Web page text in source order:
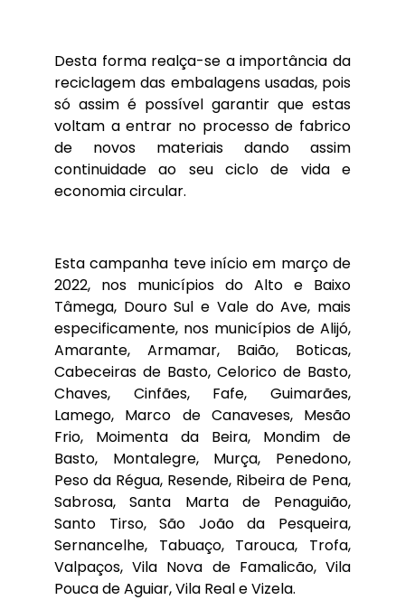
Desta forma realça-se a importância da
reciclagem das embalagens usadas, pois
só assim é possível garantir que estas
voltam a entrar no processo de fabrico
de novos materiais dando assim
continuidade ao seu ciclo de vida e
economia circular.
Esta campanha teve início em março de
2022, nos municípios do Alto e Baixo
Tâmega, Douro Sul e Vale do Ave, mais
especificamente, nos municípios de Alijó,
Amarante, Armamar, Baião, Boticas,
Cabeceiras de Basto, Celorico de Basto,
Chaves, Cinfães, Fafe, Guimarães,
Lamego, Marco de Canaveses, Mesão
Frio, Moimenta da Beira, Mondim de
Basto, Montalegre, Murça, Penedono,
Peso da Régua, Resende, Ribeira de Pena,
Sabrosa, Santa Marta de Penaguião,
Santo Tirso, São João da Pesqueira,
Sernancelhe, Tabuaço, Tarouca, Trofa,
Valpaços, Vila Nova de Famalicão, Vila
Pouca de Aguiar, Vila Real e Vizela.